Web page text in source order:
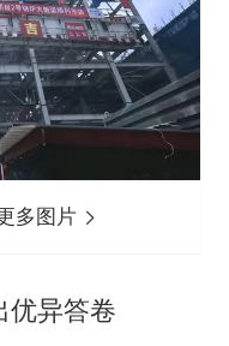
多图片
优异答卷